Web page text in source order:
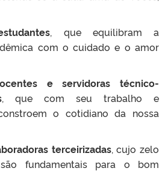
, que equilibram a
com o cuidado e o amor
e servidoras técnico-
, que com seu trabalho e
o cotidiano da nossa
terceirizadas, cujo zelo
fundamentais para o bom